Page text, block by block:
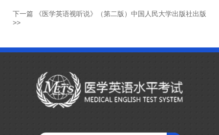
下一篇 《医学英语视听说》（第二版）中国人民大学出版社出版
>>